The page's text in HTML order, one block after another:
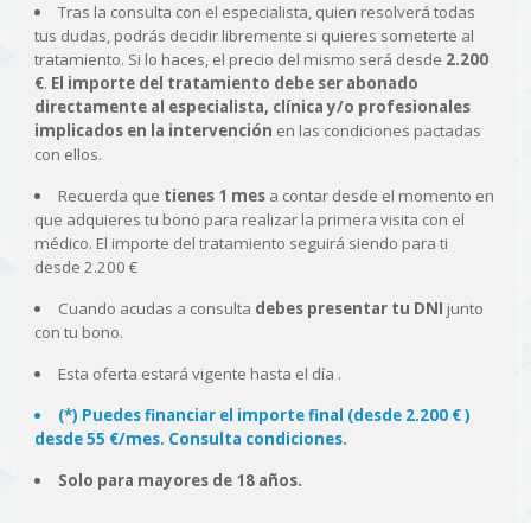
Tras la consulta con el especialista, quien resolverá todas
tus dudas, podrás decidir libremente si quieres someterte al
tratamiento. Si lo haces, el precio del mismo será desde 2.200
€. El importe del tratamiento debe ser abonado
directamente al especialista, clínica y/o profesionales
implicados en la intervención en las condiciones pactadas
con ellos.
Recuerda que tienes 1 mesa contar desde el momento en
que adquieres tu bono para realizar la primera visita con el
médico. El importe del tratamiento seguirá siendo para ti
desde 2.200 €
Cuando acudas a consulta debes presentar tu DNI junto
con tu bono.
Esta oferta estará vigente hasta el día .
(*) Puedes financiar el importe final (desde 2.200 € )
desde 55 €/mes. Consulta condiciones.
Solo para mayores de 18 años.